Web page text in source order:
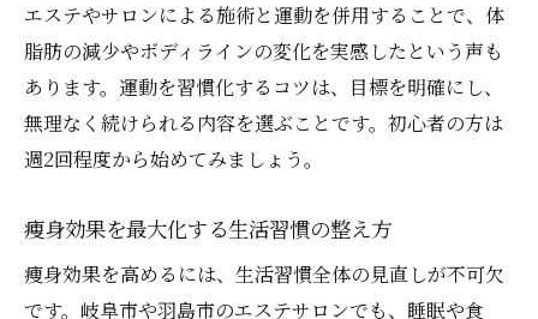
エステやサロンによる施術と運動を併用することで、体
脂肪の減少やボディラインの変化を実感したという声も
あります。運動を習慣化するコツは、目標を明確にし、
無理なく続けられる内容を選ぶことです。初心者の方は
週2回程度から始めてみましょう。
痩身効果を最大化する生活習慣の整え方
痩身効果を高めるには、生活習慣全体の見直しが不可欠
です。岐阜市や羽島市のエステサロンでも、睡眠や食